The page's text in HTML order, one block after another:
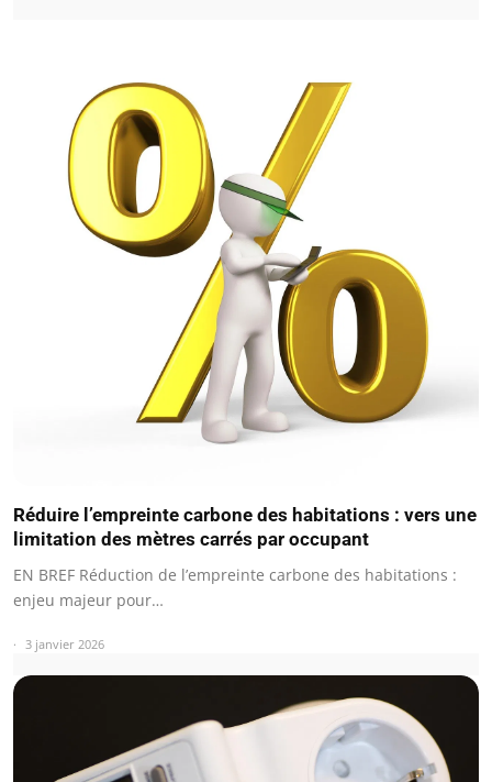
Réduire l’empreinte carbone des habitations : vers une
limitation des mètres carrés par occupant
EN BREF Réduction de l’empreinte carbone des habitations :
enjeu majeur pour…
3 janvier 2026